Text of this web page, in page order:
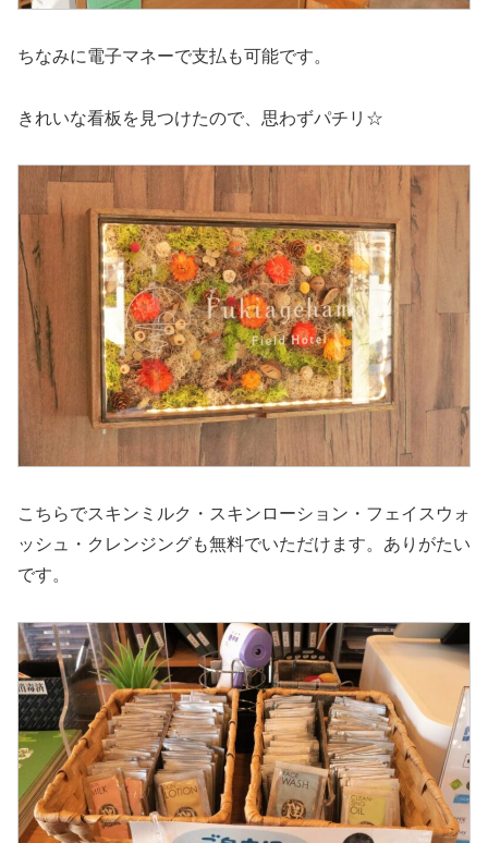
ちなみに電子マネーで支払も可能です。
きれいな看板を見つけたので、思わずパチリ☆
こちらでスキンミルク・スキンローション・フェイスウォ
ッシュ・クレンジングも無料でいただけます。ありがたい
です。